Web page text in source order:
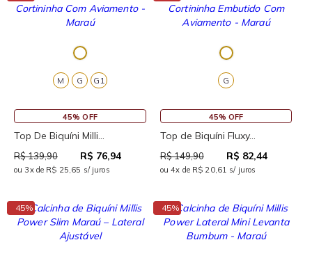
G1
G
M
45% OFF
Top De Biquíni Milli...
R$ 139,90 R$ 76,94
ou 3x de R$ 25,65 s/ juros
G
45% OFF
Top de Biquíni Fluxy...
R$ 149,90 R$ 82,44
ou 4x de R$ 20,61 s/ juros
45% 45%